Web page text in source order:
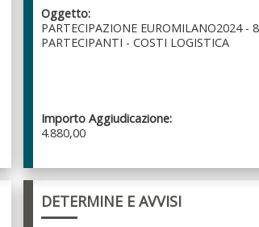
Oggetto:
PARTECIPAZIONE EUROMILANO2024 -
PARTECIPANTI - COSTI LOGISTICA
Importo Aggiudicazione:
4.880,00
DETERMINE E AVVISI